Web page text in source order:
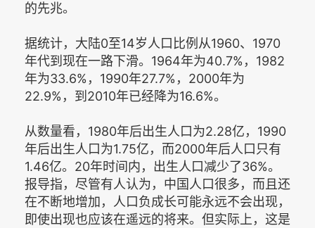
的先兆。
据统计，大陆0至14岁人口比例从1960、1970
年代到现在一路下滑。1964年为40.7%，1982
年为33.6%，1990年27.7%，2000年为
22.9%，到2010年已经降为16.6%。
从数量看，1980年后出生人口为2.28亿，1990
年后出生人口为1.75亿，而2000年后人口只有
1.46亿。20年时间内，出生人口减少了36%。
报导指，尽管有人认为，中国人口很多，而且还
在不断地增加，人口负成长可能永远不会出现，
即使出现也应该在遥远的将来。但实际上，这是